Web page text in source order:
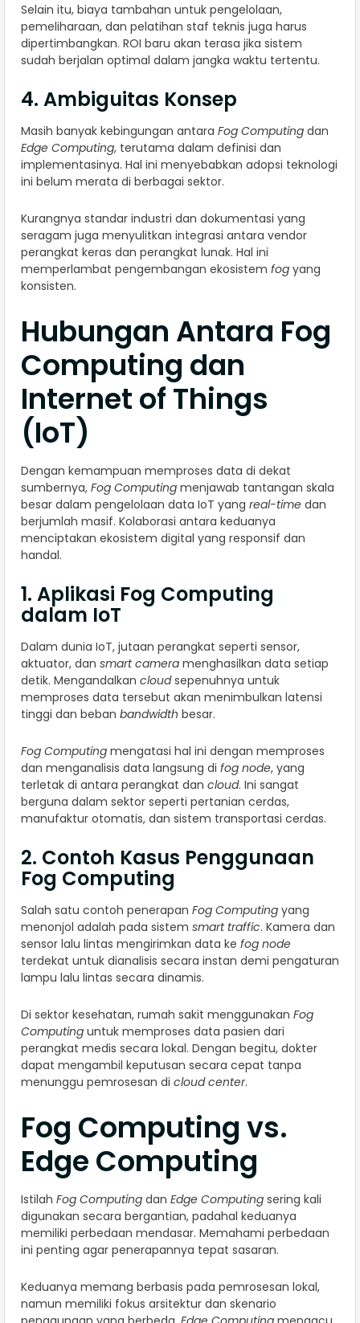
Selain itu, biaya tambahan untuk pengelolaan,
pemeliharaan, dan pelatihan staf teknis juga harus
dipertimbangkan. ROI baru akan terasa jika sistem
sudah berjalan optimal dalam jangka waktu tertentu.
4. Ambiguitas Konsep
Masih banyak kebingungan antara Fog Computing dan
Edge Computing, terutama dalam definisi dan
implementasinya. Hal ini menyebabkan adopsi teknologi
ini belum merata di berbagai sektor.
Kurangnya standar industri dan dokumentasi yang
seragam juga menyulitkan integrasi antara vendor
perangkat keras dan perangkat lunak. Hal ini
memperlambat pengembangan ekosistem fog yang
konsisten.
Hubungan Antara Fog
Computing dan
Internet of Things
(IoT)
Dengan kemampuan memproses data di dekat
sumbernya, Fog Computing menjawab tantangan skala
besar dalam pengelolaan data IoT yang real-time dan
berjumlah masif. Kolaborasi antara keduanya
menciptakan ekosistem digital yang responsif dan
handal.
1. Aplikasi Fog Computing
dalam IoT
Dalam dunia IoT, jutaan perangkat seperti sensor,
aktuator, dan smart camera menghasilkan data setiap
detik. Mengandalkan cloudsepenuhnya untuk
memproses data tersebut akan menimbulkan latensi
tinggi dan beban bandwidth besar.
Fog Computing mengatasi hal ini dengan memproses
dan menganalisis data langsung di fog node, yang
terletak di antara perangkat dan cloud. Ini sangat
berguna dalam sektor seperti pertanian cerdas,
manufaktur otomatis, dan sistem transportasi cerdas.
2. Contoh Kasus Penggunaan
Fog Computing
Salah satu contoh penerapan Fog Computing yang
menonjol adalah pada sistem smart traffic. Kamera dan
sensor lalu lintas mengirimkan data ke fog node
terdekat untuk dianalisis secara instan demi pengaturan
lampu lalu lintas secara dinamis.
Di sektor kesehatan, rumah sakit menggunakan Fog
Computing untuk memproses data pasien dari
perangkat medis secara lokal. Dengan begitu, dokter
dapat mengambil keputusan secara cepat tanpa
menunggu pemrosesan di cloud center.
Fog Computing vs.
Edge Computing
Istilah Fog Computing dan Edge Computing sering kali
digunakan secara bergantian, padahal keduanya
memiliki perbedaan mendasar. Memahami perbedaan
ini penting agar penerapannya tepat sasaran.
Keduanya memang berbasis pada pemrosesan lokal,
namun memiliki fokus arsitektur dan skenario